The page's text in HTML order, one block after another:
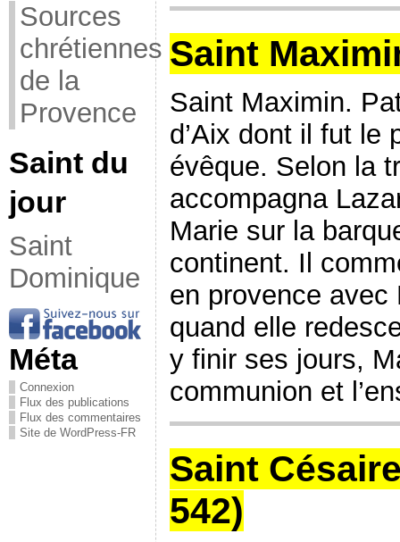
Sources
chrétiennes
de la
Provence
Saint du
jour
Saint
Dominique
Méta
Connexion
Flux des publications
Flux des commentaires
Site de WordPress-FR
Saint
Saint Maximin.
d’Aix dont il fut le
évêque. Selon la
accompagna
Marie sur la
continent. Il
en provence avec
quand elle
y finir ses jours,
communion et
Saint
542)